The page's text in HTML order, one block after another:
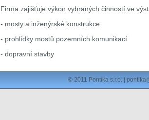
Firma zajišťuje výkon vybraných činností ve
- mosty a inženýrské konstrukce
- prohlídky mostů pozemních komunikací
- dopravní stavby
© 2011 Pontika s.r.o. |